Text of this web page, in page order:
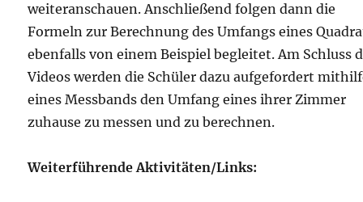
weiteranschauen. Anschließend folgen dann die
Formeln zur Berechnung des Umfangs eines
ebenfalls von einem Beispiel begleitet. Am Schluss
Videos werden die Schüler dazu aufgefordert
eines Messbands den Umfang eines ihrer Zimmer
zuhause zu messen und zu berechnen.
Weiterführende Aktivitäten/Links: